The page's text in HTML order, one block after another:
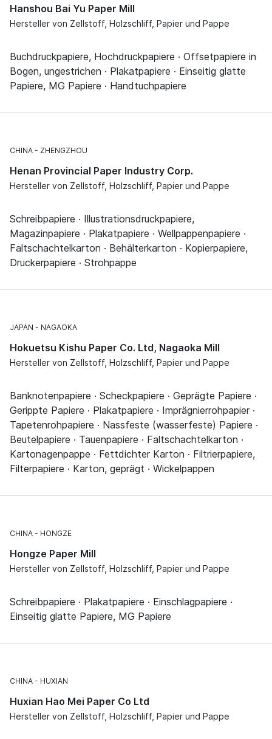
Hanshou Bai Yu Paper Mill
Hersteller von Zellstoff, Holzschliff, Papier und Pappe
Buchdruckpapiere, Hochdruckpapiere · Offsetpapiere in
Bogen, ungestrichen · Plakatpapiere · Einseitig glatte
Papiere, MG Papiere · Handtuchpapiere
CHINA ZHENGZHOU
Henan Provincial Paper Industry Corp.
Hersteller von Zellstoff, Holzschliff, Papier und Pappe
Schreibpapiere · Illustrationsdruckpapiere,
Magazinpapiere · Plakatpapiere · Wellpappenpapiere ·
Faltschachtelkarton · Behälterkarton · Kopierpapiere,
Druckerpapiere · Strohpappe
JAPAN NAGAOKA
Hokuetsu Kishu Paper Co. Ltd, Nagaoka Mill
Hersteller von Zellstoff, Holzschliff, Papier und Pappe
Banknotenpapiere · Scheckpapiere · Geprägte Papiere ·
Gerippte Papiere · Plakatpapiere · Imprägnierrohpapier ·
Tapetenrohpapiere · Nassfeste (wasserfeste) Papiere ·
Beutelpapiere · Tauenpapiere · Faltschachtelkarton ·
Kartonagenpappe · Fettdichter Karton · Filtrierpapiere,
Filterpapiere · Karton, geprägt · Wickelpappen
CHINA HONGZE
Hongze Paper Mill
Hersteller von Zellstoff, Holzschliff, Papier und Pappe
Schreibpapiere · Plakatpapiere · Einschlagpapiere ·
Einseitig glatte Papiere, MG Papiere
CHINA HUXIAN
Huxian Hao Mei Paper Co Ltd
Hersteller von Zellstoff, Holzschliff, Papier und Pappe